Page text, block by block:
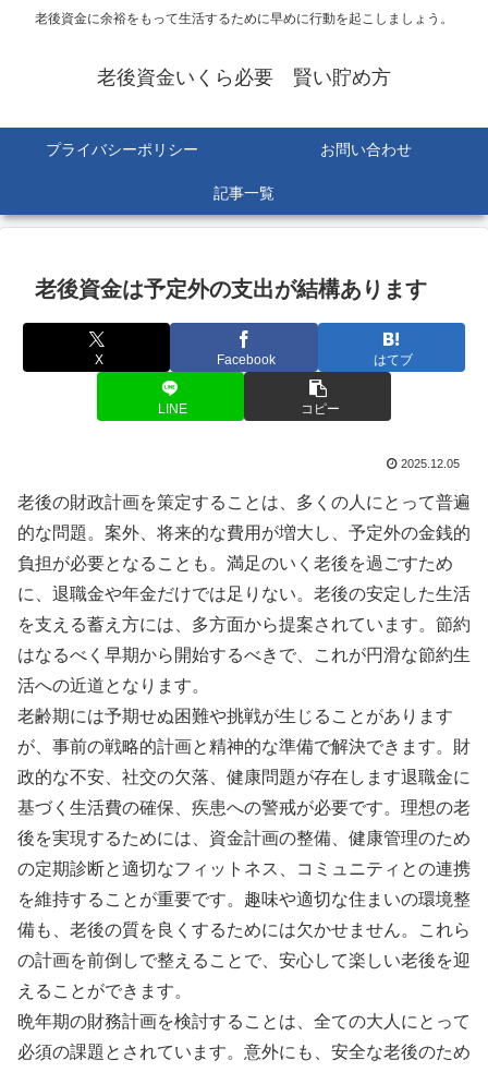
老後資金に余裕をもって生活するために早めに行動を起こしましょう。
老後資金いくら必要 賢い貯め方
プライバシーポリシー お問い合わせ
記事一覧
老後資金は予定外の支出が結構あります
X Facebook はてブ
LINE コピー
2025.12.05
老後の財政計画を策定することは、多くの人にとって普遍
的な問題。案外、将来的な費用が増大し、予定外の金銭的
負担が必要となることも。満足のいく老後を過ごすため
に、退職金や年金だけでは足りない。老後の安定した生活
を支える蓄え方には、多方面から提案されています。節約
はなるべく早期から開始するべきで、これが円滑な節約生
活への近道となります。
老齢期には予期せぬ困難や挑戦が生じることがあります
が、事前の戦略的計画と精神的な準備で解決できます。財
政的な不安、社交の欠落、健康問題が存在します退職金に
基づく生活費の確保、疾患への警戒が必要です。理想の老
後を実現するためには、資金計画の整備、健康管理のため
の定期診断と適切なフィットネス、コミュニティとの連携
を維持することが重要です。趣味や適切な住まいの環境整
備も、老後の質を良くするためには欠かせません。これら
の計画を前倒しで整えることで、安心して楽しい老後を迎
えることができます。
晩年期の財務計画を検討することは、全ての大人にとって
必須の課題とされています。意外にも、安全な老後のため